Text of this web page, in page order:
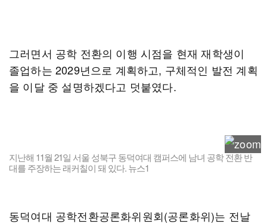
그러면서 공학 전환의 이행 시점을 현재 재학생이
졸업하는 2029년으로 계획하고, 구체적인 발전 계획
을 이달 중 설명하겠다고 덧붙였다.
지난해 11월 21일 서울 성북구 동덕여대 캠퍼스에 남녀 공학 전환 반
대를 주장하는 래커칠이 돼 있다. 뉴스1
동덕여대 공학전환공론화위원회(공론화위)는 전날